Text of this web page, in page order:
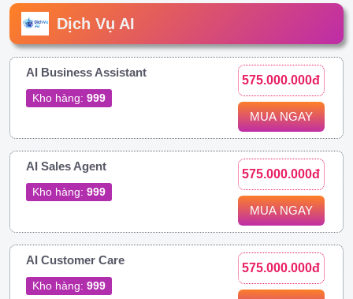
Dịch Vụ AI
AI Business Assistant
Kho hàng: 999
575.000.000đ
MUA NGAY
AI Sales Agent
Kho hàng: 999
575.000.000đ
MUA NGAY
AI Customer Care
Kho hàng: 999
575.000.000đ